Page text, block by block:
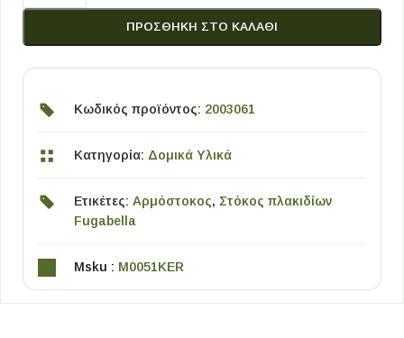
ΠΡΟΣΘΉΚΗ ΣΤΟ ΚΑΛΆΘΙ
Κωδικός προϊόντος: 2003061
Κατηγορία: Δομικά Υλικά
Ετικέτες: Αρμόστοκος, Στόκος πλακιδίων
Fugabella
Msku : M0051KER